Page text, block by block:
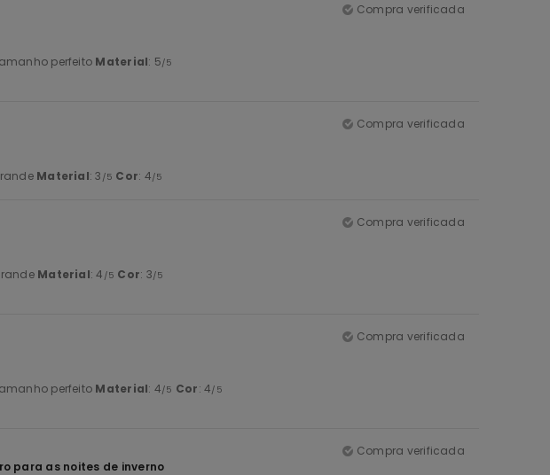
Compra verificada
perfeito Material: 5/5
Compra verificada
Material: 3 /5 Cor: 4/5
Compra verificada
Material: 4 /5 Cor: 3/5
Compra verificada
perfeito Material: 4/5 Cor: 4/5
Compra verificada
para as noites de inverno